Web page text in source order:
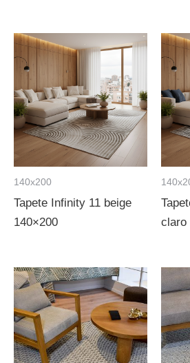
140x200
Tapete Infinity 11 beige
140×200
claro